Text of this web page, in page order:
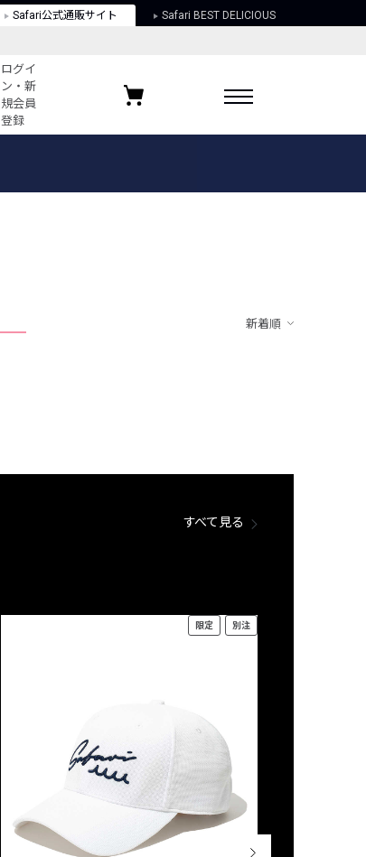
Safari公式通販サイト Safari BEST DELICIOUS
ログイ
ン・新
規会員
登録
お気に入りブランド
新着順
すべて見る
限定 別注